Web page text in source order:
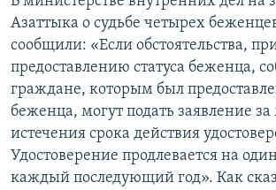
Азаттыка о судьбе четырех
сообщили: «Если обстоятельства,
предоставлению статуса беженца,
граждане, которым был
беженца, могут подать заявление за
истечения срока действия
Удостоверение продлевается на
каждый последующий год». Как